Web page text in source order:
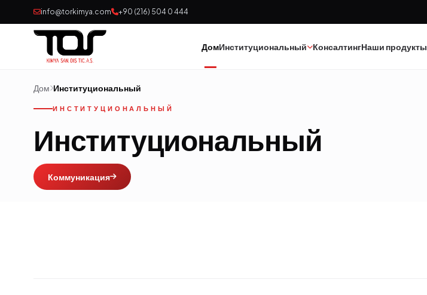
info@torkimya.com +90 (216) 504 0 444
ДомИнституциональный КонсалтингНаши продукты
Клеи
Дом Институциональный
ИНСТИТУЦИОНАЛЬНЫЙ
Институциональный
Коммуникация